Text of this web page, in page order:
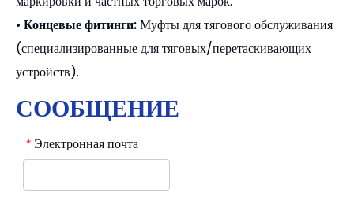
• Концевые фитинги:Муфты для тягового обслуживания
(специализированные для тяговых/перетаскивающих
устройств).
СООБЩЕНИЕ
* Электронная почта